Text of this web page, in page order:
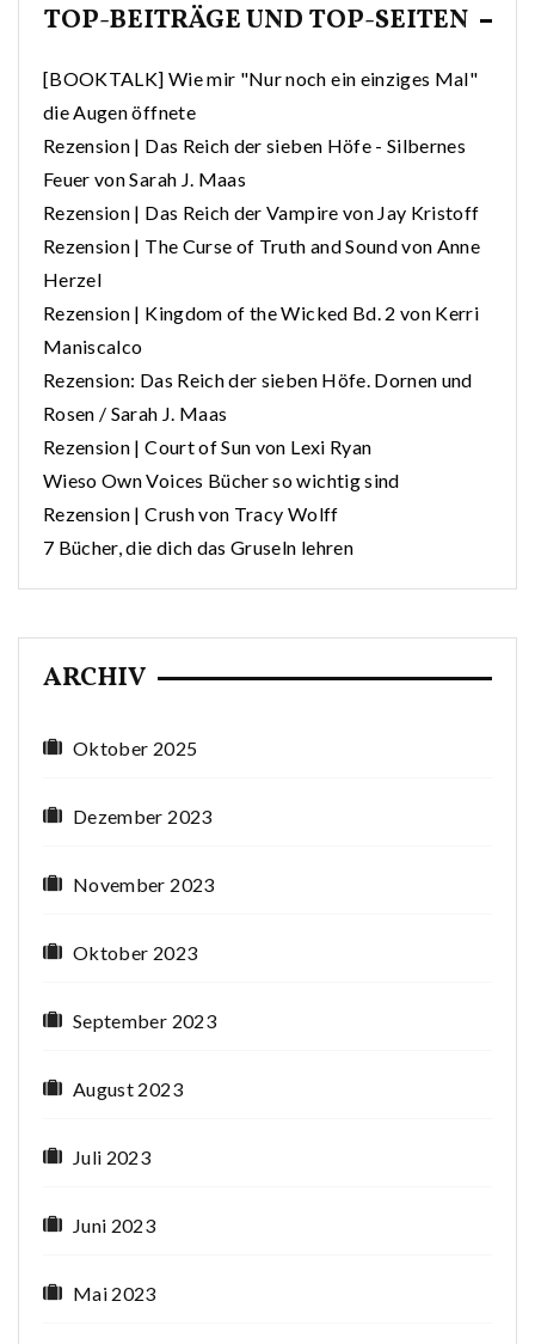
TOP-BEITRÄGE UND TOP-SEITEN
[BOOKTALK] Wie mir "Nur noch ein einziges Mal"
die Augen öffnete
Rezension | Das Reich der sieben Höfe - Silbernes
Feuer von Sarah J. Maas
Rezension | Das Reich der Vampire von Jay Kristoff
Rezension | The Curse of Truth and Sound von Anne
Herzel
Rezension | Kingdom of the Wicked Bd. 2 von Kerri
Maniscalco
Rezension: Das Reich der sieben Höfe. Dornen und
Rosen / Sarah J. Maas
Rezension | Court of Sun von Lexi Ryan
Wieso Own Voices Bücher so wichtig sind
Rezension | Crush von Tracy Wolff
7 Bücher, die dich das Gruseln lehren
ARCHIV
Oktober 2025
Dezember 2023
November 2023
Oktober 2023
September 2023
August 2023
Juli 2023
Juni 2023
Mai 2023